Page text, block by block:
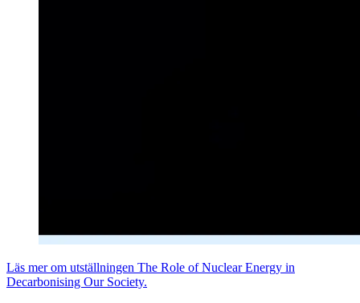
Läs mer om utställningen The Role of Nuclear Energy in
Decarbonising Our Society.